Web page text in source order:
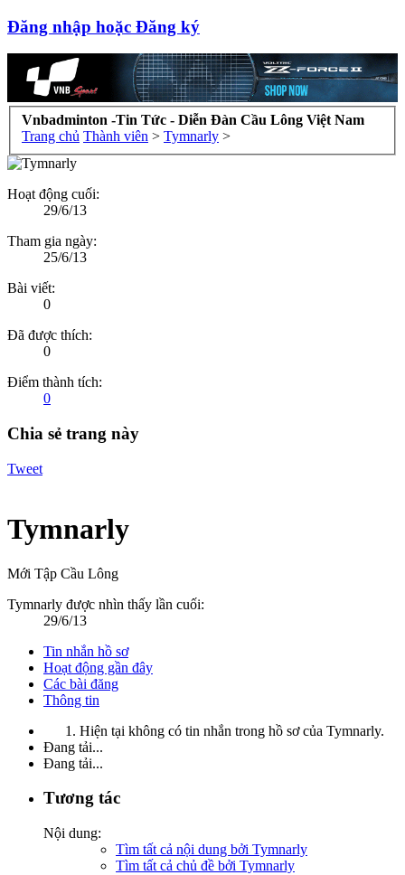
Đăng nhập hoặc Đăng ký
Vnbadminton -Tin Tức - Diễn Đàn Cầu Lông Việt Nam
Trang chủ Thành viên > Tymnarly >
Hoạt động cuối:
29/6/13
Tham gia ngày:
25/6/13
Bài viết:
0
Đã được thích:
0
Điểm thành tích:
0
Chia sẻ trang này
Tweet
Tymnarly
Mới Tập Cầu Lông
Tymnarly được nhìn thấy lần cuối:
29/6/13
Tin nhắn hồ sơ
Hoạt động gần đây
Các bài đăng
Thông tin
Hiện tại không có tin nhắn trong hồ sơ của Tymnarly.
Đang tải...
Đang tải...
Tương tác
Nội dung:
Tìm tất cả nội dung bởi Tymnarly
Tìm tất cả chủ đề bởi Tymnarly